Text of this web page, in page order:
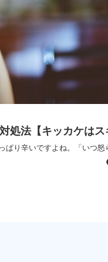
処法【キッカケはス
り辛いですよね。「いつ怒